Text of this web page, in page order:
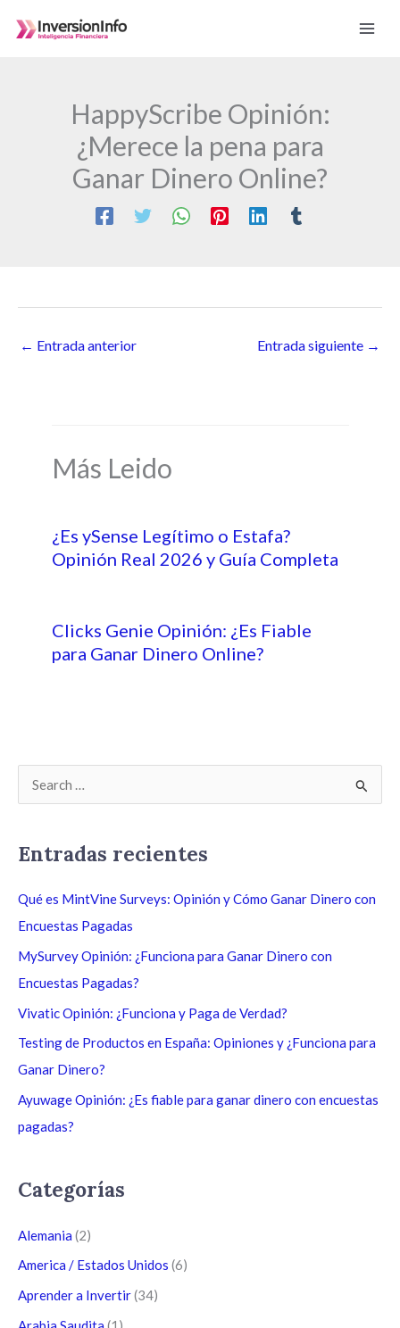
HappyScribe Opinión:
¿Merece la pena para
Ganar Dinero Online?
← Entrada anterior Entrada siguiente →
Más Leido
¿Es ySense Legítimo o Estafa?
Opinión Real 2026 y Guía Completa
Clicks Genie Opinión: ¿Es Fiable
para Ganar Dinero Online?
a
r
p
o
Entradas recientes
Qué es MintVine Surveys: Opinión y Cómo Ganar Dinero con
Encuestas Pagadas
MySurvey Opinión: ¿Funciona para Ganar Dinero con
Encuestas Pagadas?
Vivatic Opinión: ¿Funciona y Paga de Verdad?
Testing de Productos en España: Opiniones y ¿Funciona para
Ganar Dinero?
Ayuwage Opinión: ¿Es fiable para ganar dinero con encuestas
pagadas?
Categorías
Alemania (2)
America / Estados Unidos (6)
Aprender a Invertir(34)